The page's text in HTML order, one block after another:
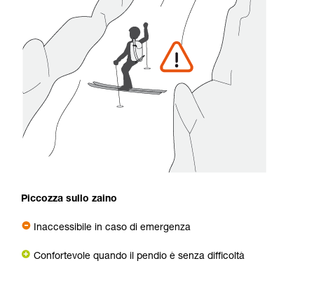
Piccozza sullo zaino
Inaccessibile in caso di emergenza
Confortevole quando il pendio è senza difficoltà